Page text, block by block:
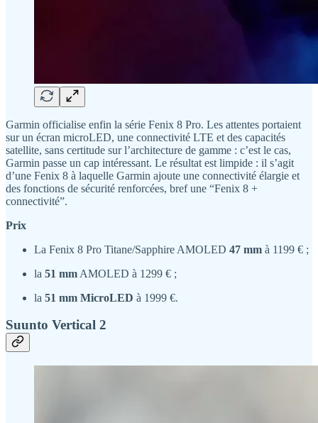
Garmin officialise enfin la série Fenix 8 Pro. Les attentes portaient
sur un écran microLED, une connectivité LTE et des capacités
satellite, sans certitude sur l’architecture de gamme : c’est le cas,
Garmin passe un cap intéressant. Le résultat est limpide : il s’agit
d’une Fenix 8 à laquelle Garmin ajoute une connectivité élargie et
des fonctions de sécurité renforcées, bref une “Fenix 8 +
connectivité”.
Prix
La Fenix 8 Pro Titane/Sapphire AMOLED 47 mm à 1199 € ;
la 51 mm AMOLED à 1299 € ;
la 51 mm MicroLED à 1999 €.
Suunto Vertical 2